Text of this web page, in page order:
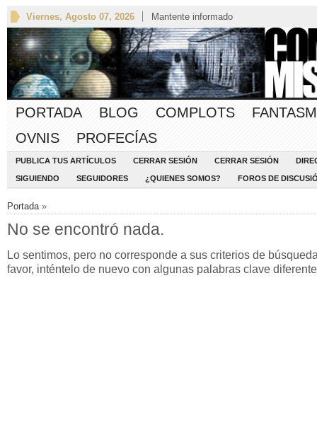
Viernes, Agosto 07, 2026 Mantente informado
PORTADA BLOG COMPLOTS
OVNIS
PROFECÍAS
PUBLICA TUS ARTÍCULOS CERRAR SESIÓN CERRAR SESIÓN
SIGUIENDO SEGUIDORES ¿QUIENES SOMOS? FOROS DE
Portada »
No se encontró nada.
Lo sentimos, pero no corresponde a sus criterios de
favor, inténtelo de nuevo con algunas palabras clave